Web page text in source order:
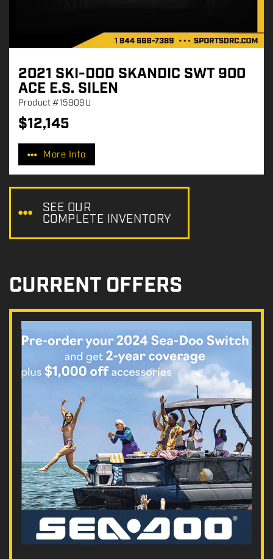
2021 SKI-DOO SKANDIC SWT 900
ACE E.S. SILEN
Product#15909U
P
r
c
$12,145
More Info
SEE OUR
COMPLETE INVENTORY
CURRENT OFFERS